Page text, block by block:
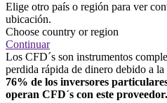
Elige otro país o región para ver
ubicación.
Choose country or region
Continuar
Los CFD´s son instrumentos
perdida rápida de dinero debido a
76% de los inversores
operan CFD´s con este proveedor.